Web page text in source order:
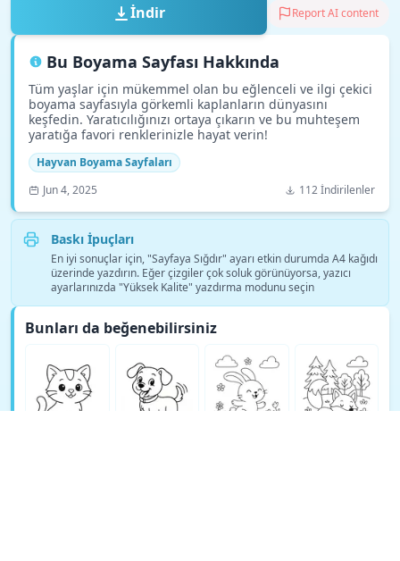
İndir Report AI content
Bu Boyama Sayfası Hakkında
Tüm yaşlar için mükemmel olan bu eğlenceli ve ilgi çekici
boyama sayfasıyla görkemli kaplanların dünyasını
keşfedin. Yaratıcılığınızı ortaya çıkarın ve bu muhteşem
yaratığa favori renklerinizle hayat verin!
Hayvan Boyama Sayfaları
Jun 4, 2025
112 İndirilenler
Baskı İpuçları
En iyi sonuçlar için, "Sayfaya Sığdır" ayarı etkin durumda A4 kağıdı
üzerinde yazdırın. Eğer çizgiler çok soluk görünüyorsa, yazıcı
ayarlarınızda "Yüksek Kalite" yazdırma modunu seçin
Bunları da beğenebilirsiniz